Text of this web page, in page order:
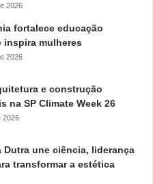
2026
fortalece educação
inspira mulheres
2026
e construção
na SP Climate Week 26
2026
Dutra une ciência, liderança
transformar a estética